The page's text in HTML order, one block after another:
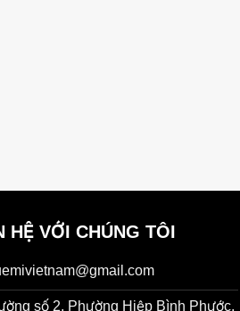
HỆ VỚI CHÚNG TÔI
số 2, Phường Hiệp Bình Phước,